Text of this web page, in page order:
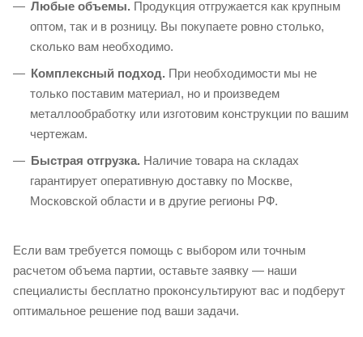
Любые объемы. Продукция отгружается как крупным
оптом, так и в розницу. Вы покупаете ровно столько,
сколько вам необходимо.
Комплексный подход. При необходимости мы не
только поставим материал, но и произведем
металлообработку или изготовим конструкции по вашим
чертежам.
Быстрая отгрузка. Наличие товара на складах
гарантирует оперативную доставку по Москве,
Московской области и в другие регионы РФ.
Если вам требуется помощь с выбором или точным
расчетом объема партии, оставьте заявку — наши
специалисты бесплатно проконсультируют вас и подберут
оптимальное решение под ваши задачи.